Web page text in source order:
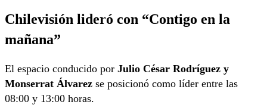
Chilevisión lideró con “Contigo en la
mañana”
El espacio conducido por Julio César Rodríguez y
Monserrat Álvarez se posicionó como líder entre las
08:00 y 13:00 horas.